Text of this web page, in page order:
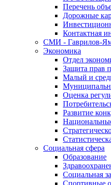
Перечень
Дорожные
Контактная
СМИ - Гаврилов-
Экономика
Отдел
Защита прав
Малый и
Оценка
Развитие
Социальная сфера
Образование
Социальная
Спортивные